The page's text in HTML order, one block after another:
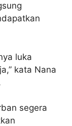
luka
kata Nana
segera